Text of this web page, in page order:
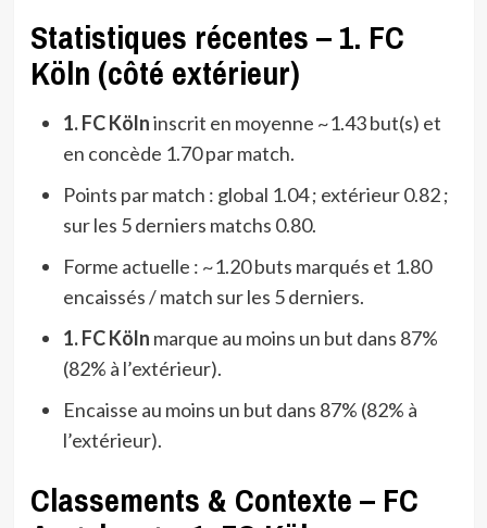
Statistiques récentes – 1. FC
Köln (côté extérieur)
1. FC Kölninscrit en moyenne ~1.43 but(s) et
en concède 1.70 par match.
Points par match : global 1.04 ; extérieur 0.82 ;
sur les 5 derniers matchs 0.80.
Forme actuelle : ~1.20 buts marqués et 1.80
encaissés / match sur les 5 derniers.
1. FC Köln marque au moins un but dans 87%
(82% à l’extérieur).
Encaisse au moins un but dans 87% (82% à
l’extérieur).
Classements & Contexte – FC